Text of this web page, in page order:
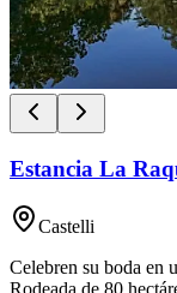
Estancia La
Castelli
Celebren su boda en